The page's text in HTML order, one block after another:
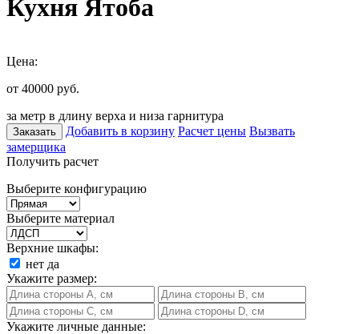
Кухня Ятоба
Цена:
от 40000 руб.
за метр в длину верха и низа гарнитура
Заказать Добавить в корзину Расчет цены Вызвать
замерщика
Получить расчет
Выберите конфигурацию
Выберите материал
Верхние шкафы:
нет да
Укажите размер:
Укажите личные данные: